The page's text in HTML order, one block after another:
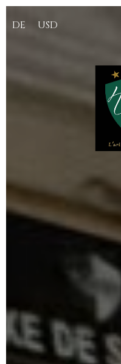
DE USD